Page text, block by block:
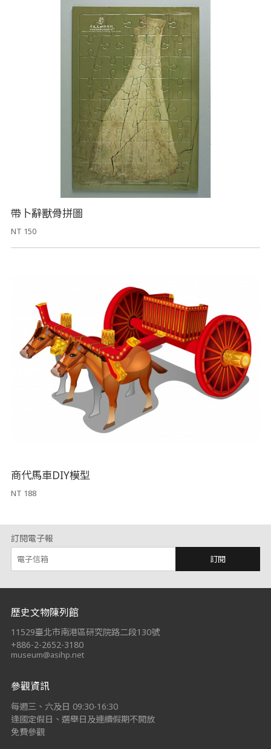
帶卜辭獸骨拼圖
NT 150
商代馬車DIY模型
NT 188
訂閱電子報
訂閱
:::
歷史文物陳列館
11529臺北市南港區研究院路二段130號
+886-2-2652-3180
museum@asihp.net
參觀資訊
每週三、六及日 09:30-16:30
逢國定假日、選舉日及連續假期不開放
免費參觀